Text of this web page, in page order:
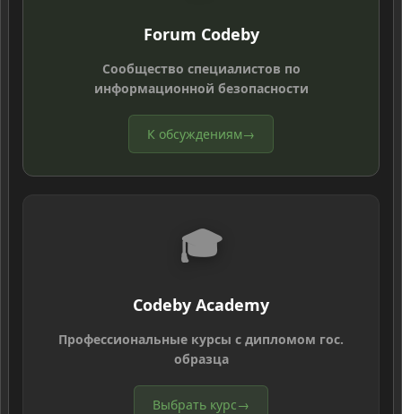
Forum Codeby
Сообщество специалистов по
информационной безопасности
К обсуждениям→
🎓
Codeby Academy
Профессиональные курсы с дипломом гос.
образца
Выбрать курс→